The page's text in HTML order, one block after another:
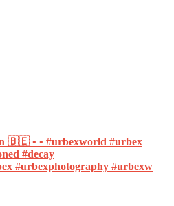
#urbexphotography #urbexw